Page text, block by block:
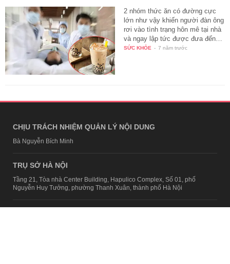
2 nhóm thức ăn có đường cực
lớn như vậy khiến người đàn ông
rơi vào tình trạng hôn mê tại nhà
và ngay lập tức được đưa đến…
SỨC KHỎE - 7 năm trước
CHỊU TRÁCH NHIỆM QUẢN LÝ NỘI DUNG
Bà Nguyễn Bích Minh
TRỤ SỞ HÀ NỘI
Tầng 21, Tòa nhà Center Building, Hapulico Complex, Số 01, phố
Nguyễn Huy Tưởng, phường Thanh Xuân, thành phố Hà Nội